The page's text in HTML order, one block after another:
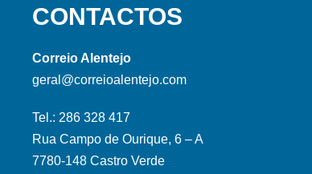
CONTACTOS
Correio Alentejo
geral@correioalentejo.com
Tel.: 286 328 417
Rua Campo de Ourique, 6 – A
7780-148 Castro Verde